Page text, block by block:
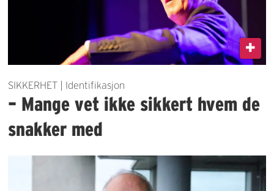
SIKKERHET | Identifikasjon
– Mange vet ikke sikkert hvem de
snakker med